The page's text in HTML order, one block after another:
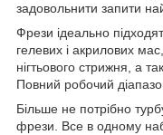
задовольнити запити
Фрези ідеально
гелевих і акрилових
нігтьового стрижня, а
Повний робочий
Більше не потрібно
фрези. Все в одному